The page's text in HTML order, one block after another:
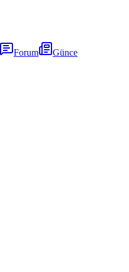
Forum
Günce